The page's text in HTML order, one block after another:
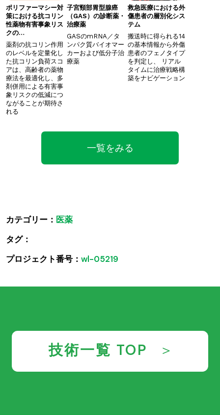
ポリファーマシー対
策における抗コリン
性薬物有害事象リス
クの…
薬剤の抗コリン作用
のレベルを定量化し
た抗コリン負荷スコ
アは、高齢者の薬物
療法を最適化し、多
剤併用による有害事
象リスクの低減につ
ながることが期待さ
れる
子宮頸部胃型腺癌
（GAS）の診断薬・
治療薬
GASのmRNA／タ
ンパク質バイオマー
カーおよび低分子治
療薬
救急医療における外
傷患者の層別化シス
テム
搬送時に得られる14
の基本情報から外傷
患者のフェノタイプ
を判定し、 ​リアル
タイムに治療戦略構
築をナビゲーション
一覧をみる
カテゴリー： 医薬
タグ：
プロジェクト番号： wl-05219
技術一覧 TOP